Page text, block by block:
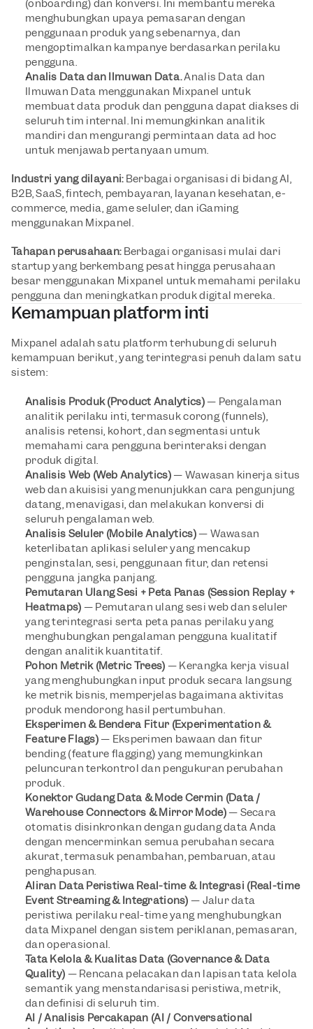
(onboarding) dan konversi. Ini membantu mereka
menghubungkan upaya pemasaran dengan
penggunaan produk yang sebenarnya, dan
mengoptimalkan kampanye berdasarkan perilaku
pengguna.
Analis Data dan Ilmuwan Data. Analis Data dan
Ilmuwan Data menggunakan Mixpanel untuk
membuat data produk dan pengguna dapat diakses di
seluruh tim internal. Ini memungkinkan analitik
mandiri dan mengurangi permintaan data ad hoc
untuk menjawab pertanyaan umum.
Industri yang dilayani: Berbagai organisasi di bidang AI,
B2B, SaaS, fintech, pembayaran, layanan kesehatan, e-
commerce, media, game seluler, dan iGaming
menggunakan Mixpanel.
Tahapan perusahaan: Berbagai organisasi mulai dari
startup yang berkembang pesat hingga perusahaan
besar menggunakan Mixpanel untuk memahami perilaku
pengguna dan meningkatkan produk digital mereka.
Kemampuan platform inti
Mixpanel adalah satu platform terhubung di seluruh
kemampuan berikut, yang terintegrasi penuh dalam satu
sistem:
Analisis Produk (Product Analytics) — Pengalaman
analitik perilaku inti, termasuk corong (funnels),
analisis retensi, kohort, dan segmentasi untuk
memahami cara pengguna berinteraksi dengan
produk digital.
Analisis Web (Web Analytics) — Wawasan kinerja situs
web dan akuisisi yang menunjukkan cara pengunjung
datang, menavigasi, dan melakukan konversi di
seluruh pengalaman web.
Analisis Seluler (Mobile Analytics) — Wawasan
keterlibatan aplikasi seluler yang mencakup
penginstalan, sesi, penggunaan fitur, dan retensi
pengguna jangka panjang.
Pemutaran Ulang Sesi + Peta Panas (Session Replay +
Heatmaps) — Pemutaran ulang sesi web dan seluler
yang terintegrasi serta peta panas perilaku yang
menghubungkan pengalaman pengguna kualitatif
dengan analitik kuantitatif.
Pohon Metrik (Metric Trees) — Kerangka kerja visual
yang menghubungkan input produk secara langsung
ke metrik bisnis, memperjelas bagaimana aktivitas
produk mendorong hasil pertumbuhan.
Eksperimen & Bendera Fitur (Experimentation &
Feature Flags) — Eksperimen bawaan dan fitur
bending (feature flagging) yang memungkinkan
peluncuran terkontrol dan pengukuran perubahan
produk.
Konektor Gudang Data & Mode Cermin (Data /
Warehouse Connectors & Mirror Mode) — Secara
otomatis disinkronkan dengan gudang data Anda
dengan mencerminkan semua perubahan secara
akurat, termasuk penambahan, pembaruan, atau
penghapusan.
Aliran Data Peristiwa Real-time & Integrasi (Real-time
Event Streaming & Integrations) — Jalur data
peristiwa perilaku real-time yang menghubungkan
data Mixpanel dengan sistem periklanan, pemasaran,
dan operasional.
Tata Kelola & Kualitas Data (Governance & Data
Quality) — Rencana pelacakan dan lapisan tata kelola
semantik yang menstandarisasi peristiwa, metrik,
dan definisi di seluruh tim.
AI / Analisis Percakapan (AI / Conversational